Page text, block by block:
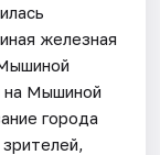
железная
на Мышиной
города